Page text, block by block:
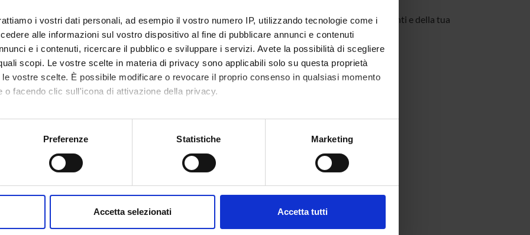
i vostri dati personali, ad esempio il vostro numero IP, utilizzando tecnologie come i
alle informazioni sul vostro dispositivo al fine di pubblicare annunci e contenuti
e i contenuti, ricercare il pubblico e sviluppare i servizi. Avete la possibilità di scegliere
scopi. Le vostre scelte in materia di privacy sono applicabili solo su questa proprietà
vostre scelte. È possibile modificare o revocare il proprio consenso in qualsiasi momento
o facendo clic sull'icona di attivazione della privacy.
anche:
sulla tua posizione geografica, con un'approssimazione di qualche metro,
in qualsiasi momento dalla Dichiarazione sui cookie.
Preferenze Statistiche Marketing
Accetta selezionati Accetta tutti
con le tue credenziali GIA: solo così potrai ricevere notifica di tutti gli avvisi dei tuoi docenti e della tua
via mail e anche tramite l'app Univr.